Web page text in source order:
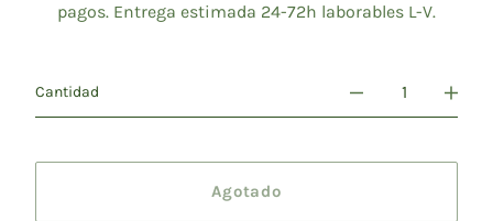
pagos. Entrega estimada 24-72h laborables L-V.
Cantidad
Agotado